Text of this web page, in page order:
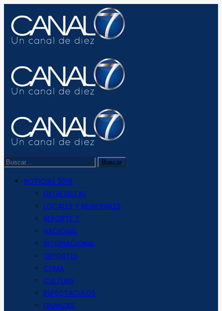
NOTICIAS 2019
ENTREVISTAS
LOCALES Y REGIONALES
REPORTE 7
NACIONAL
INTERNACIONAL
DEPORTES
CLIMA
CULTURA
ESPECTACULOS
FINANZAS